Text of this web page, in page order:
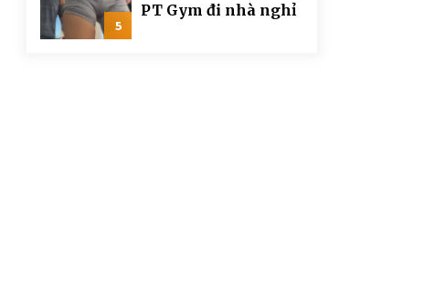
5
PT Gym đi nhà nghỉ